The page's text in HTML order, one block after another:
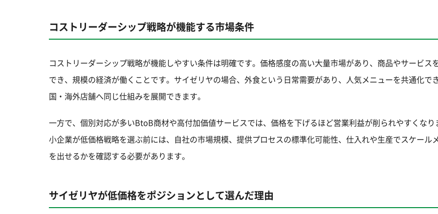
コストリーダーシップ戦略が機能する市場条件
コストリーダーシップ戦略が機能しやすい条件は明確です。価格感度の高い大量市場があり、商品やサービス
でき、規模の経済が働くことです。サイゼリヤの場合、外食という日常需要があり、人気メニューを共通化で
国・海外店舗へ同じ仕組みを展開できます。
一方で、個別対応が多いBtoB商材や高付加価値サービスでは、価格を下げるほど営業利益が削られやすくなり
小企業が低価格戦略を選ぶ前には、自社の市場規模、提供プロセスの標準化可能性、仕入れや生産でスケール
を出せるかを確認する必要があります。
サイゼリヤが低価格をポジションとして選んだ理由